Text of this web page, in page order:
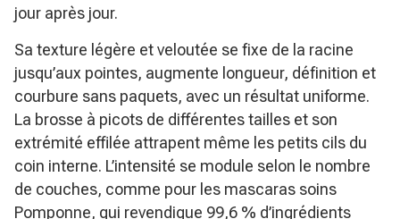
jour après jour.
Sa texture légère et veloutée se fixe de la racine
jusqu’aux pointes, augmente longueur, définition et
courbure sans paquets, avec un résultat uniforme.
La brosse à picots de différentes tailles et son
extrémité effilée attrapent même les petits cils du
coin interne. L’intensité se module selon le nombre
de couches, comme pour les mascaras soins
Pomponne, qui revendique 99,6 % d’ingrédients